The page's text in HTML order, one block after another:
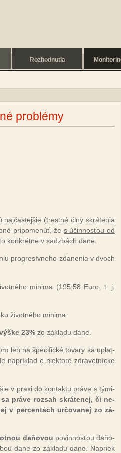
Rozhodnutia
problémy
(tres­tné či­ny skrá­te­nia
pri­po­me­núť, že s účin­nos­ťou od
kon­krét­ne v sadz­bách da­ne.
prog­re­sív­ne­ho zda­ne­nia v dvoch
mi­ni­ma (195,58 Euro, t. j.
ži­vot­né­ho mi­ni­ma.
23% zo zá­kla­du da­ne.
len na špe­ci­fic­ké to­va­ry sa up­lat­
nap­rík­lad o niek­to­ré zdra­vot­níc­ke
v praxi do kon­tak­tu prá­ve s tý­mi­
prá­ve roz­sah skrá­te­nej, či ne­
v per­cen­tách ur­čo­va­nej zo zá­
da­ňo­vou po­vin­nos­ťou da­ňo­
da­ne zo zá­kla­du da­ne. Na­priek